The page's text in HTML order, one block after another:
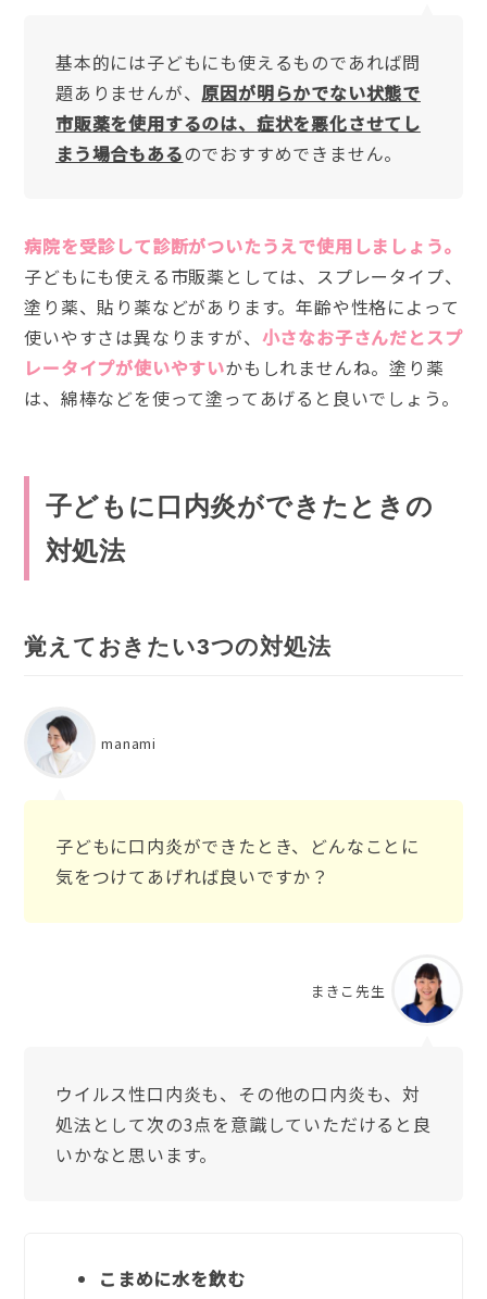
基本的には子どもにも使えるものであれば問
題ありませんが、 原因が明らかでない状態で
市販薬を使用するのは、症状を悪化させてし
まう場合もあるのでおすすめできません。
病院を受診して診断がついたうえで使用しましょう。
子どもにも使える市販薬としては、スプレータイプ、
塗り薬、貼り薬などがあります。年齢や性格によって
使いやすさは異なりますが、 小さなお子さんだとスプ
レータイプが使いやすいかもしれませんね。塗り薬
は、綿棒などを使って塗ってあげると良いでしょう。
子どもに口内炎ができたときの
対処法
覚えておきたい3つの対処法
manami
子どもに口内炎ができたとき、どんなことに
気をつけてあげれば良いですか？
まきこ先生
ウイルス性口内炎も、その他の口内炎も、対
処法として次の3点を意識していただけると良
いかなと思います。
こまめに水を飲む